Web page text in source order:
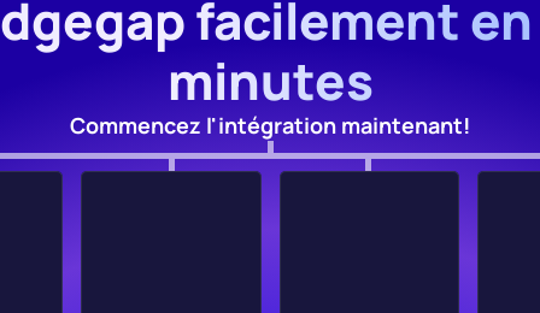
facilement
minutes
Commencez l'intégration maintenant!